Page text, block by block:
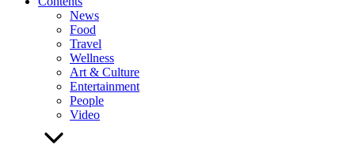
News
Food
Travel
Wellness
Art & Culture
Entertainment
People
Video